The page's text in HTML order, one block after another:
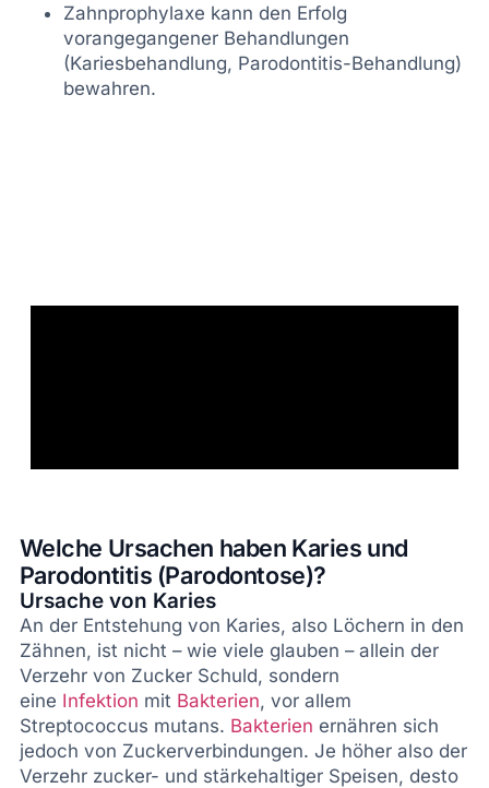
Zahnprophylaxe kann den Erfolg
vorangegangener Behandlungen
(Kariesbehandlung, Parodontitis-Behandlung)
bewahren.
Welche Ursachen haben Karies und
Parodontitis (Parodontose)?
Ursache von Karies
An der Entstehung von Karies, also Löchern in den
Zähnen, ist nicht – wie viele glauben – allein der
Verzehr von Zucker Schuld, sondern
eine Infektion mit Bakterien, vor allem
Streptococcus mutans. Bakterien ernähren sich
jedoch von Zuckerverbindungen. Je höher also der
Verzehr zucker- und stärkehaltiger Speisen, desto